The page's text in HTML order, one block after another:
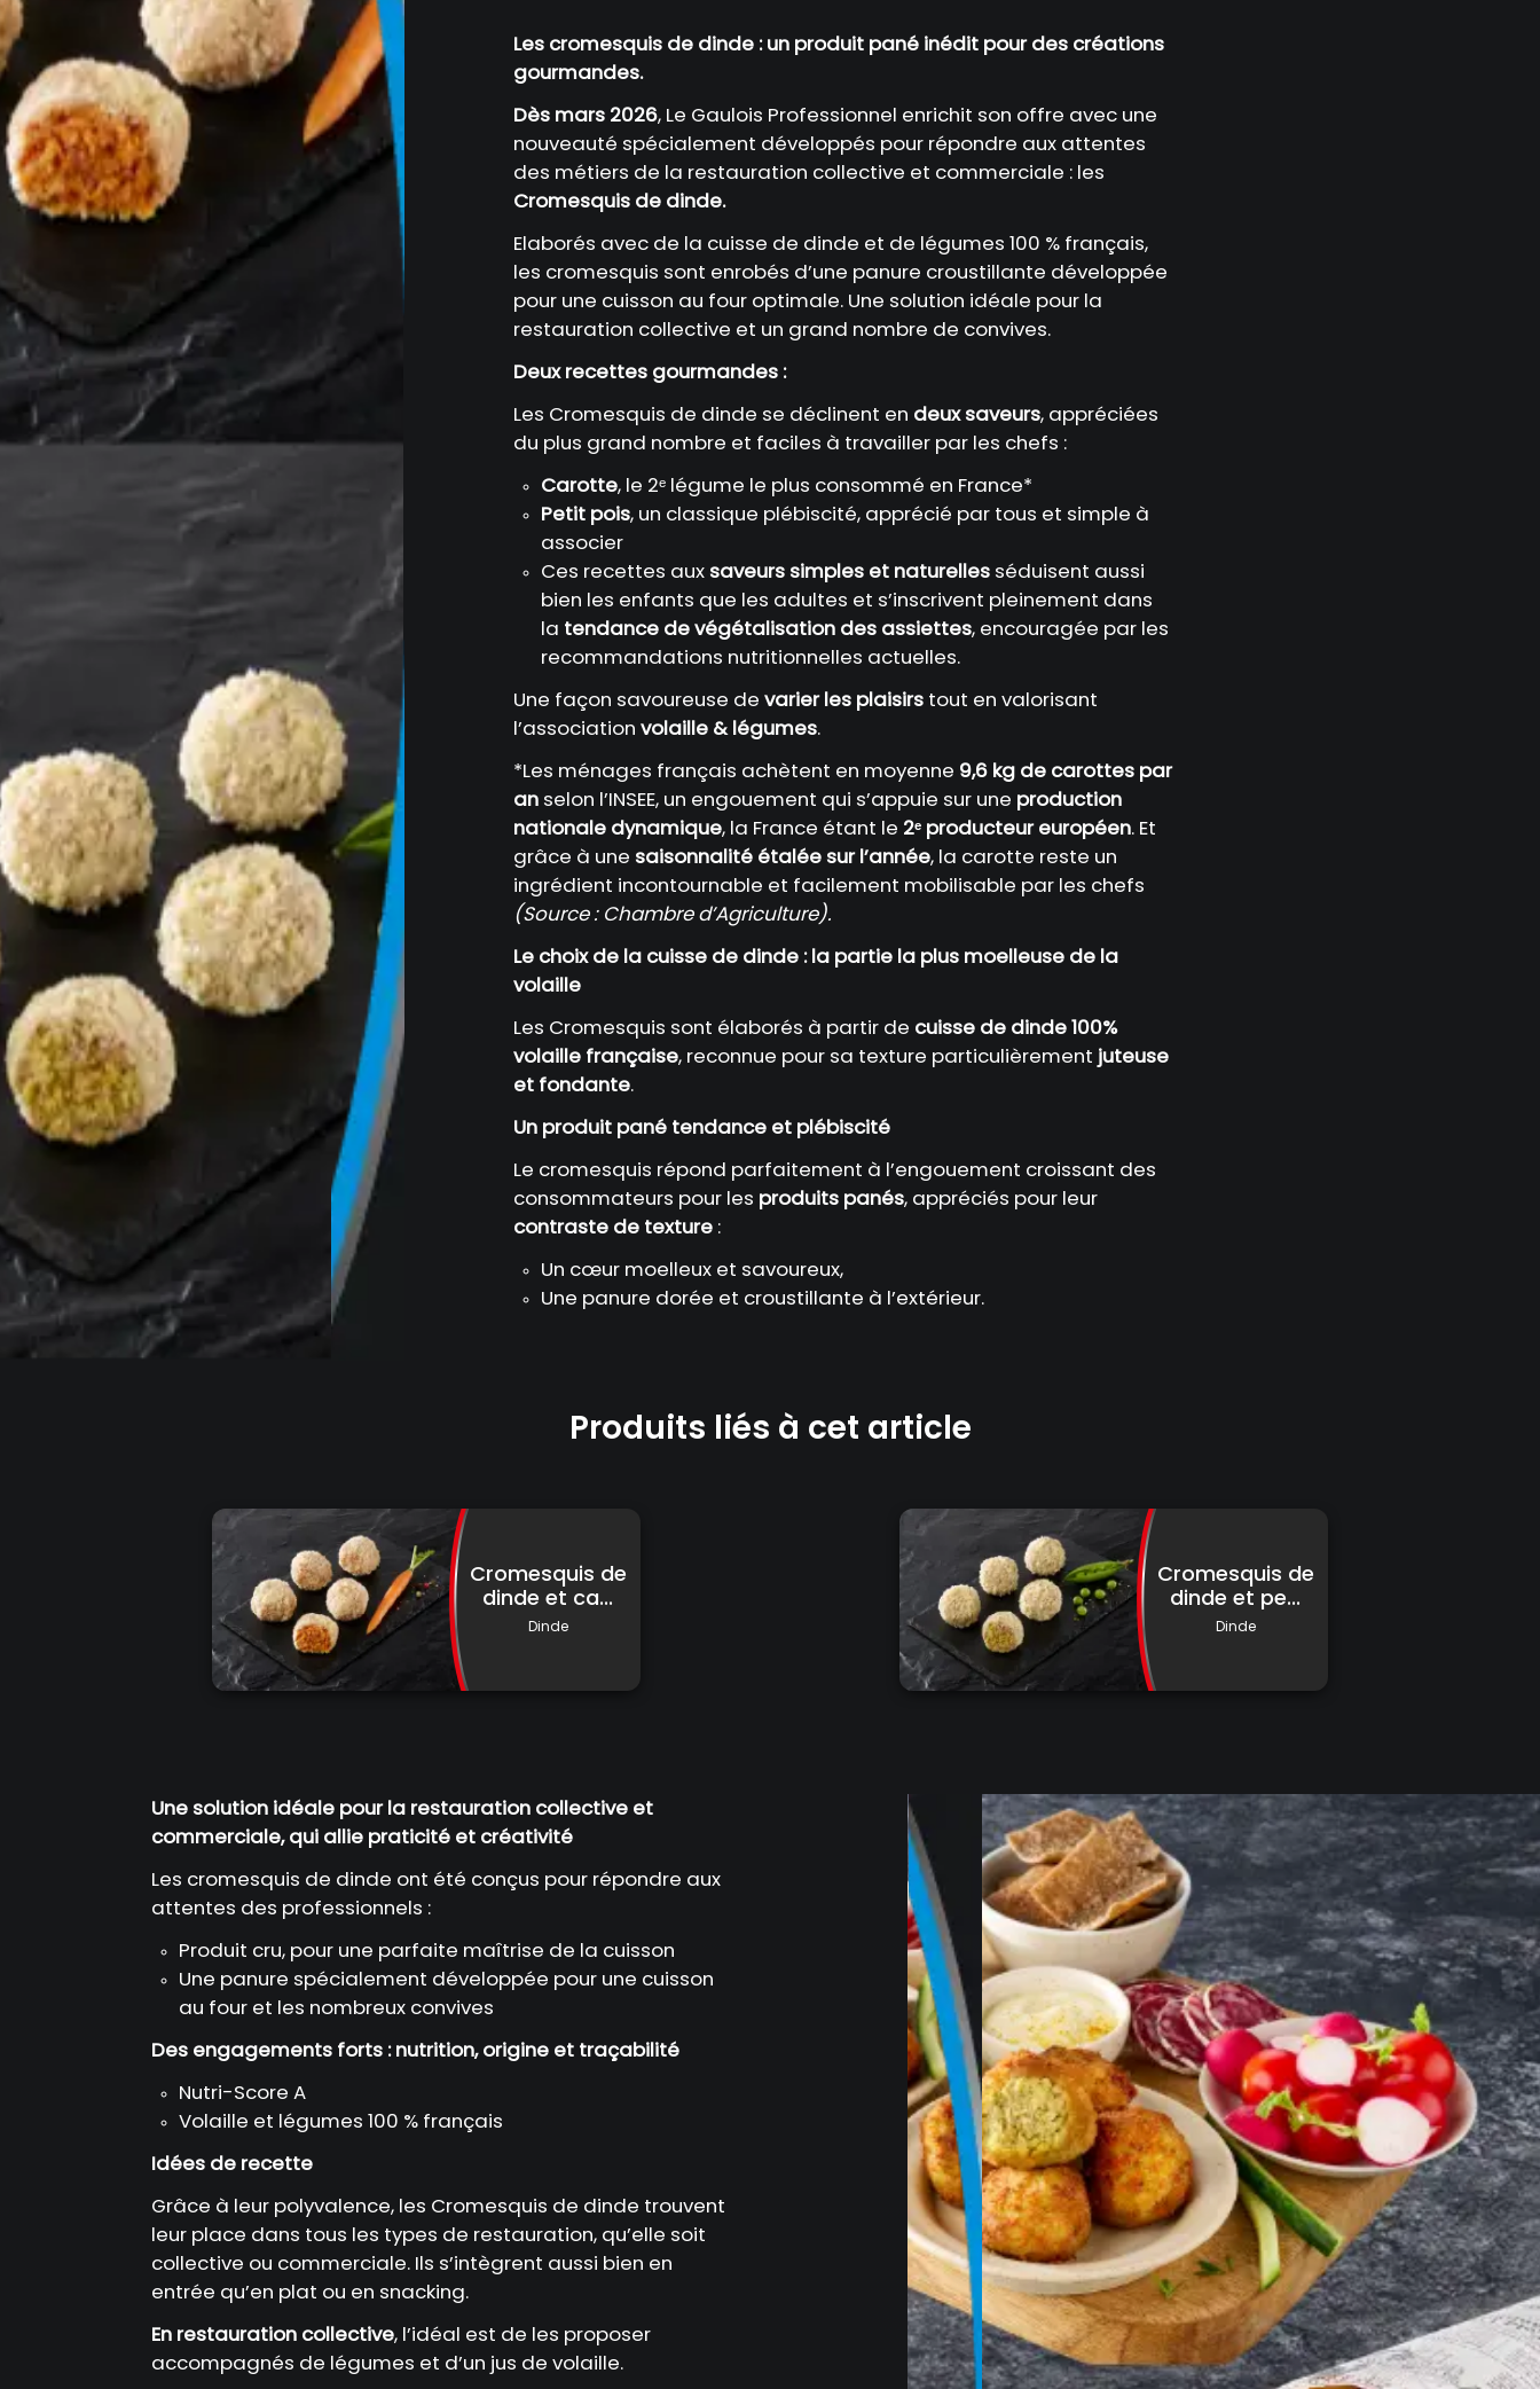
Les cromesquis de dinde : un produit pané inédit pour des créations
gourmandes.
Dès mars 2026, Le Gaulois Professionnel enrichit son offre avec une
nouveauté spécialement développés pour répondre aux attentes
des métiers de la restauration collective et commerciale : les
Cromesquis de dinde.
Elaborés avec de la cuisse de dinde et de légumes 100 % français,
les cromesquis sont enrobés d’une panure croustillante développée
pour une cuisson au four optimale. Une solution idéale pour la
restauration collective et un grand nombre de convives.
Deux recettes gourmandes :
Les Cromesquis de dinde se déclinent en deux saveurs, appréciées
du plus grand nombre et faciles à travailler par les chefs :
Carotte, le 2ᵉ légume le plus consommé en France*
Petit pois, un classique plébiscité, apprécié par tous et simple à
associer
Ces recettes aux saveurs simples et naturelles séduisent aussi
bien les enfants que les adultes et s’inscrivent pleinement dans
la tendance de végétalisation des assiettes, encouragée par les
recommandations nutritionnelles actuelles.
Une façon savoureuse de varier les plaisirs tout en valorisant
l’association volaille & légumes.
*Les ménages français achètent en moyenne 9,6 kg de carottes par
an selon l’INSEE, un engouement qui s’appuie sur une production
nationale dynamique, la France étant le 2ᵉ producteur européen. Et
grâce à une saisonnalité étalée sur l’année, la carotte reste un
ingrédient incontournable et facilement mobilisable par les chefs
(Source : Chambre d’Agriculture).
Le choix de la cuisse de dinde : la partie la plus moelleuse de la
volaille
Les Cromesquis sont élaborés à partir de cuisse de dinde 100%
volaille française, reconnue pour sa texture particulièrement juteuse
et fondante.
Un produit pané tendance et plébiscité
Le cromesquis répond parfaitement à l’engouement croissant des
consommateurs pour les produits panés, appréciés pour leur
contraste de texture :
Un cœur moelleux et savoureux,
Une panure dorée et croustillante à l’extérieur.
Produits liés à cet article
Cromesquis de
dinde et ca...
Dinde
Cromesquis de
dinde et pe...
Dinde
Une solution idéale pour la restauration collective et
commerciale, qui allie praticité et créativité
Les cromesquis de dinde ont été conçus pour répondre aux
attentes des professionnels :
Produit cru, pour une parfaite maîtrise de la cuisson
Une panure spécialement développée pour une cuisson
au four et les nombreux convives
Des engagements forts : nutrition, origine et traçabilité
Nutri-Score A
Volaille et légumes 100 % français
Idées de recette
Grâce à leur polyvalence, les Cromesquis de dinde trouvent
leur place dans tous les types de restauration, qu’elle soit
collective ou commerciale. Ils s’intègrent aussi bien en
entrée qu’en plat ou en snacking.
En restauration collective, l’idéal est de les proposer
accompagnés de légumes et d’un jus de volaille.